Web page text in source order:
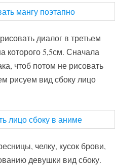
диалог в третьем
которого 5,5см. Сначала
чтоб потом не рисовать
рисуем вид сбоку лицо
челку, кусок брови,
девушки вид сбоку.